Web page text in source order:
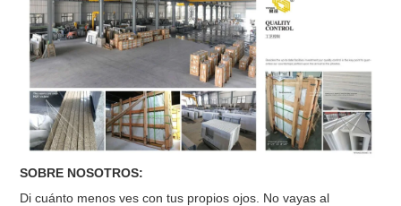
SOBRE NOSOTROS:
Di cuánto menos ves con tus propios ojos. No vayas al